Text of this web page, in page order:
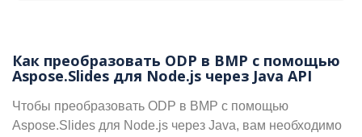
Как преобразовать ODP в BMP с помощью
Aspose.Slides для Node.js через Java API
Чтобы преобразовать ODP в BMP с помощью
Aspose.Slides для Node.js через Java, вам необходимо